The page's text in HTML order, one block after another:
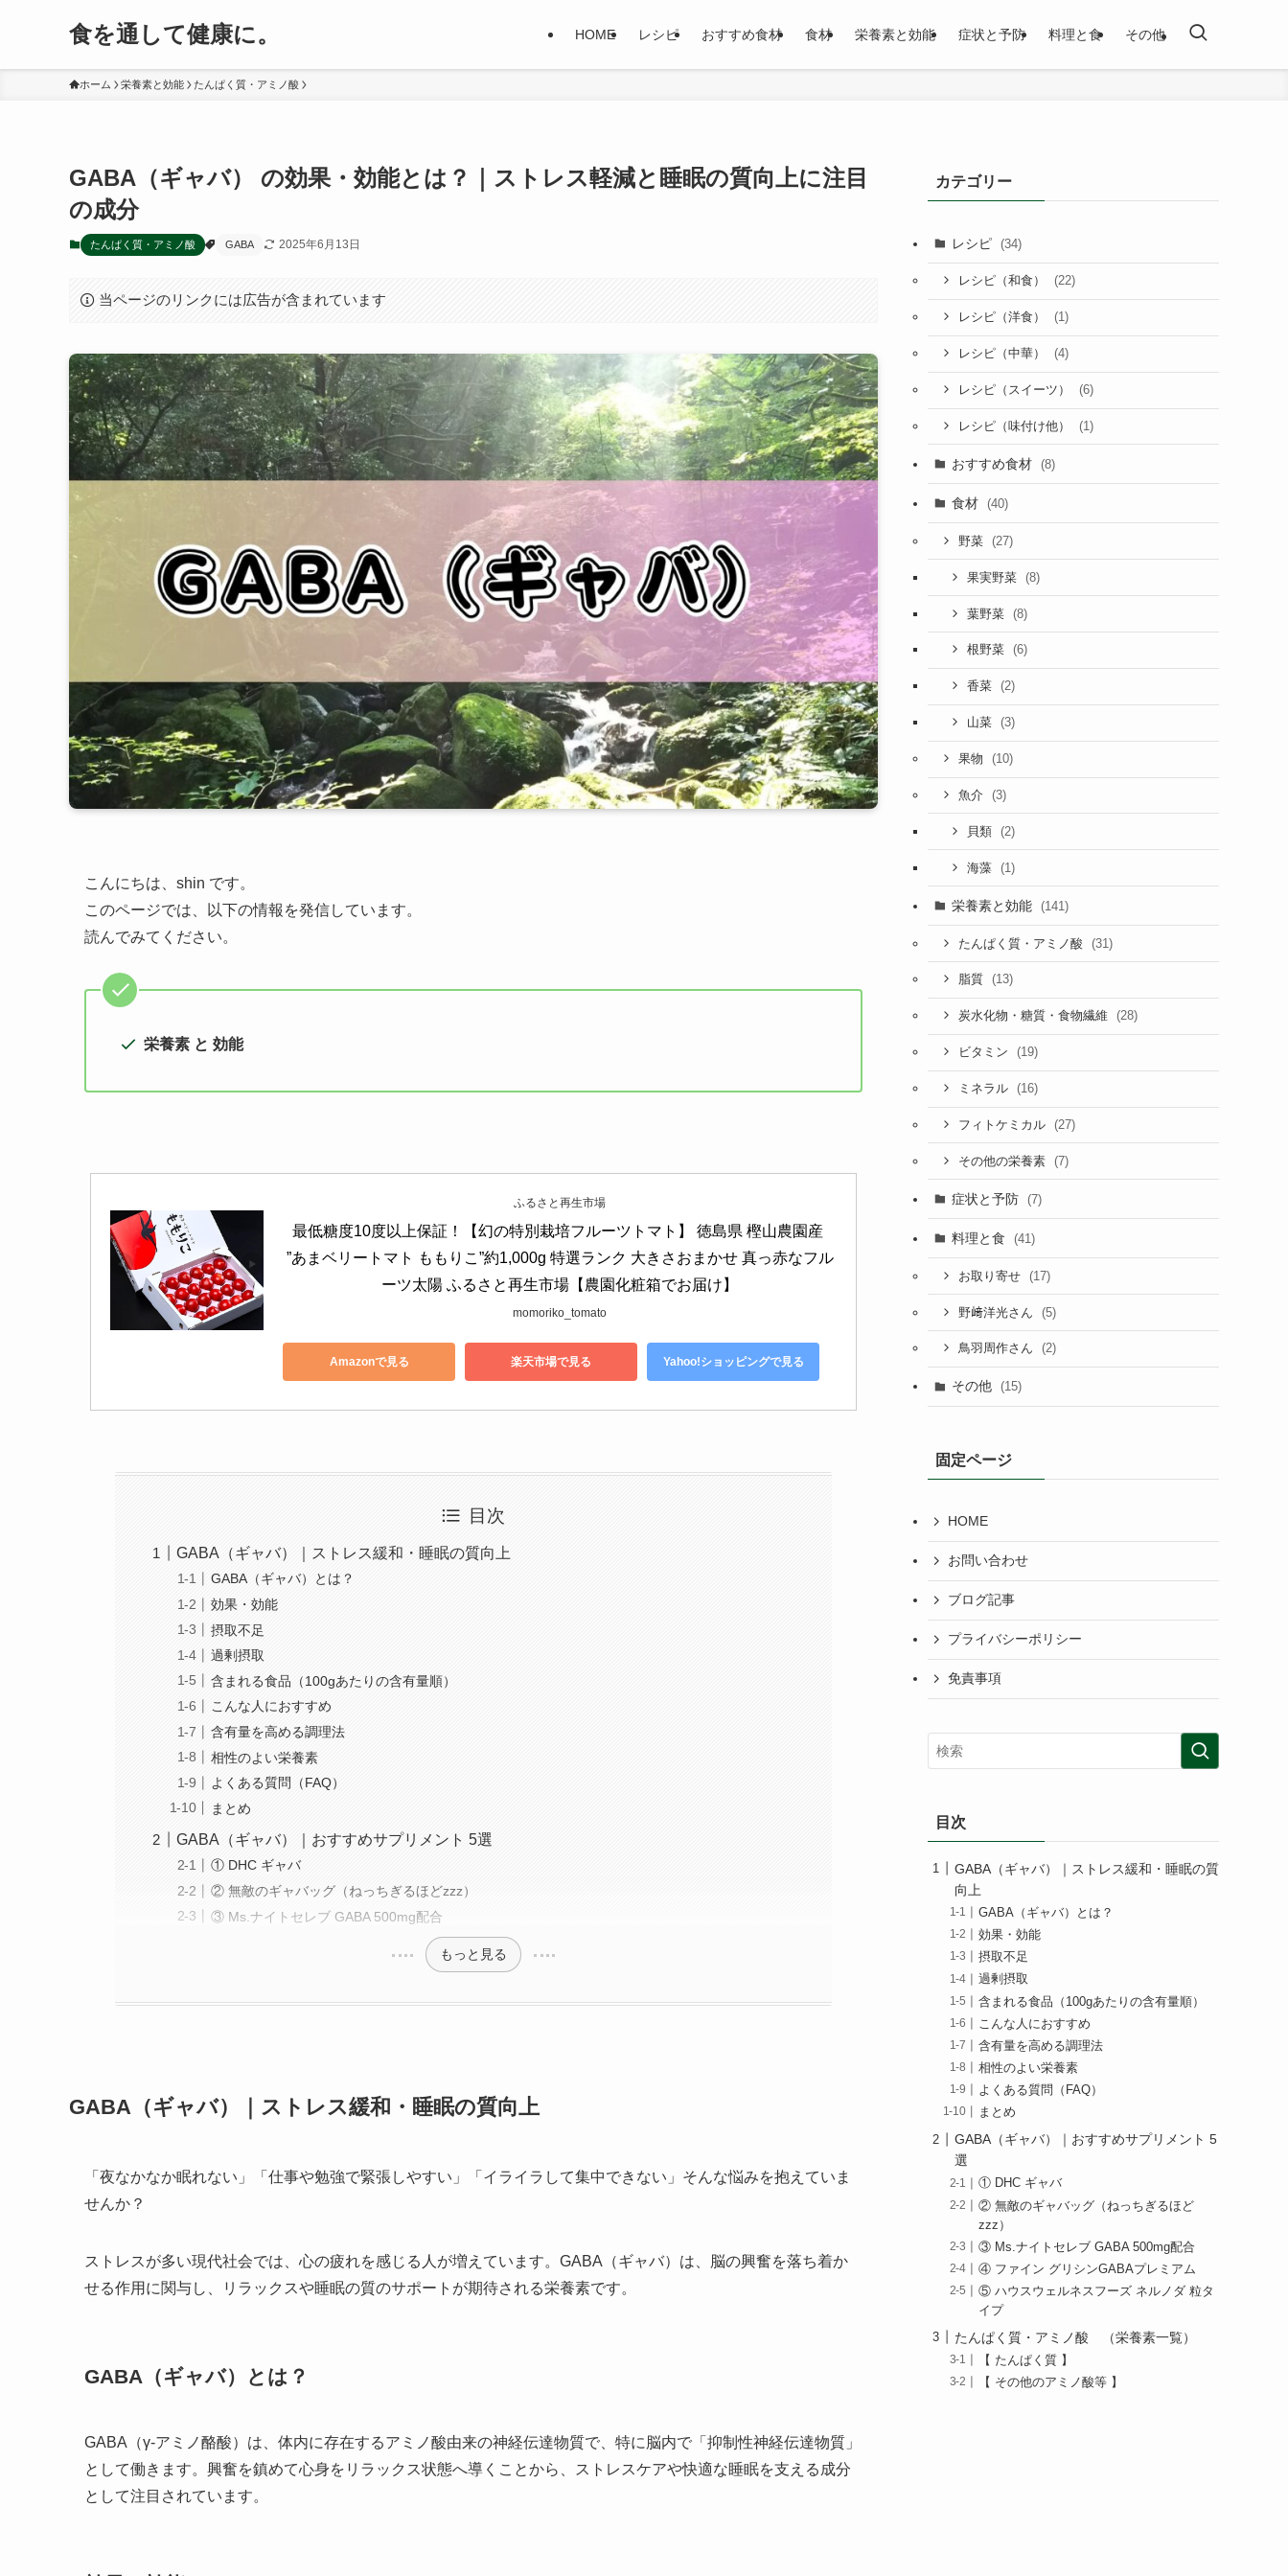
食を通して健康に。 HOME レシピ おすすめ食材 食材 栄養素と効能 症状と予防 料理と食 その他
ホーム 栄養素と効能 たんぱく質・アミノ酸
GABA（ギャバ） の効果・効能とは？｜ストレス軽減と睡眠の質向上に注目
の成分
たんぱく質・アミノ酸 GABA 2025年6月13日
当ページのリンクには広告が含まれています
こんにちは、shin です。
このページでは、以下の情報を発信しています。
読んでみてください。
栄養素 と 効能
ふるさと再生市場
最低糖度10度以上保証！【幻の特別栽培フルーツトマト】 徳島県 樫山農園産
”あまベリートマト ももりこ”約1,000g 特選ランク 大きさおまかせ 真っ赤なフル
ーツ太陽 ふるさと再生市場【農園化粧箱でお届け】
momoriko_tomato
Amazonで見る 楽天市場で見る Yahoo!ショッピングで見る
目次
GABA（ギャバ）｜ストレス緩和・睡眠の質向上
GABA（ギャバ）とは？
効果・効能
摂取不足
過剰摂取
含まれる食品（100gあたりの含有量順）
こんな人におすすめ
含有量を高める調理法
相性のよい栄養素
よくある質問（FAQ）
まとめ
GABA（ギャバ）｜おすすめサプリメント 5選
① DHC ギャバ
② 無敵のギャバッグ（ねっちぎるほどzzz）
③ Ms.ナイトセレブ GABA 500mg配合
もっと見る
GABA（ギャバ）｜ストレス緩和・睡眠の質向上
「夜なかなか眠れない」「仕事や勉強で緊張しやすい」「イライラして集中できない」そんな悩みを抱えていま
せんか？
ストレスが多い現代社会では、心の疲れを感じる人が増えています。GABA（ギャバ）は、脳の興奮を落ち着か
せる作用に関与し、リラックスや睡眠の質のサポートが期待される栄養素です。
GABA（ギャバ）とは？
GABA（γ-アミノ酪酸）は、体内に存在するアミノ酸由来の神経伝達物質で、特に脳内で「抑制性神経伝達物質」
として働きます。興奮を鎮めて心身をリラックス状態へ導くことから、ストレスケアや快適な睡眠を支える成分
として注目されています。
カテゴリー
レシピ (34)
レシピ（和食） (22)
レシピ（洋食） (1)
レシピ（中華） (4)
レシピ（スイーツ） (6)
レシピ（味付け他） (1)
おすすめ食材 (8)
食材 (40)
野菜 (27)
果実野菜 (8)
葉野菜 (8)
根野菜 (6)
香菜 (2)
山菜 (3)
果物 (10)
魚介 (3)
貝類 (2)
海藻 (1)
栄養素と効能 (141)
たんぱく質・アミノ酸 (31)
脂質 (13)
炭水化物・糖質・食物繊維 (28)
ビタミン (19)
ミネラル (16)
フィトケミカル (27)
その他の栄養素 (7)
症状と予防 (7)
料理と食 (41)
お取り寄せ (17)
野﨑洋光さん (5)
鳥羽周作さん (2)
その他 (15)
固定ページ
HOME
お問い合わせ
ブログ記事
プライバシーポリシー
免責事項
目次
GABA（ギャバ）｜ストレス緩和・睡眠の質
向上
GABA（ギャバ）とは？
効果・効能
摂取不足
過剰摂取
含まれる食品（100gあたりの含有量順）
こんな人におすすめ
含有量を高める調理法
相性のよい栄養素
よくある質問（FAQ）
まとめ
GABA（ギャバ）｜おすすめサプリメント 5
選
① DHC ギャバ
② 無敵のギャバッグ（ねっちぎるほど
zzz）
③ Ms.ナイトセレブ GABA 500mg配合
④ ファイン グリシンGABAプレミアム
⑤ ハウスウェルネスフーズ ネルノダ 粒タ
イプ
たんぱく質・アミノ酸 （栄養素一覧）
【 たんぱく質 】
【 その他のアミノ酸等 】